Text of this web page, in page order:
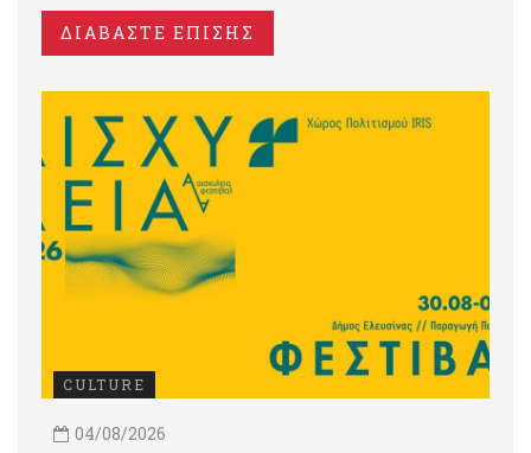
ΔΙΑΒΑΣΤΕ ΕΠΙΣΗΣ
CULTURE
04/08/2026